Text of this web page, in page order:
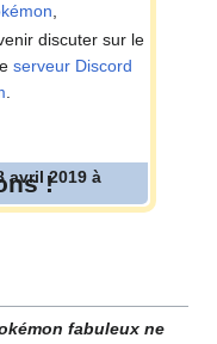
,
discuter sur le
leserveur Discord
!
avril 2019 à
fabuleux ne